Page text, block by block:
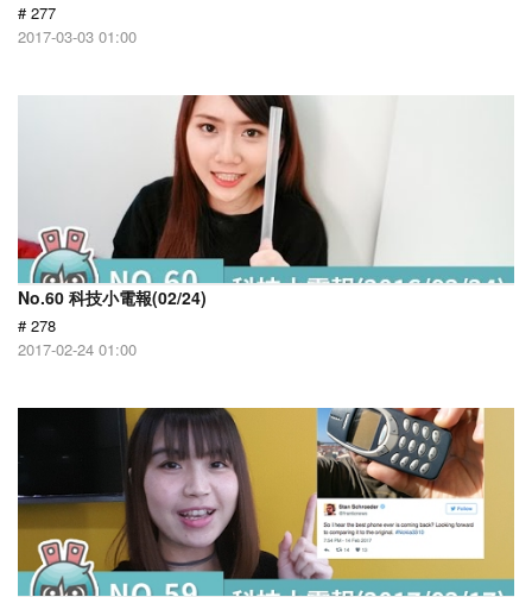
# 277
2017-03-03 01:00
No.60 科技小電報(02/24)
# 278
2017-02-24 01:00